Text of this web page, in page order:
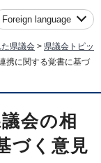
Foreign language
県議会 > 県議会トピッ
携に関する覚書に基づ
会の相
づく意見